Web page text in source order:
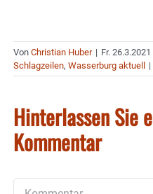
Von Christian Huber | Fr.
Schlagzeilen, Wasserburg aktuell |
Hinterlassen Sie
Kommentar